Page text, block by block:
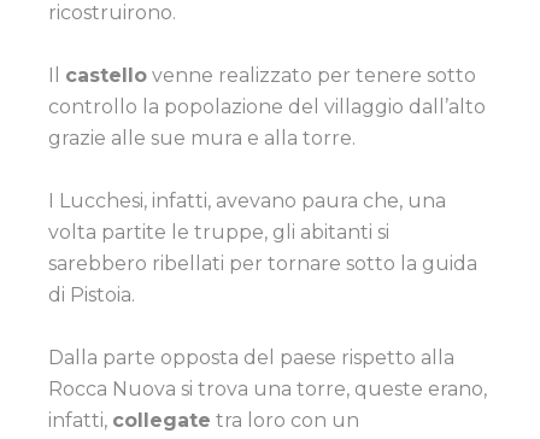
ricostruirono.
castello venne realizzato per tenere sotto
controllo la popolazione del villaggio dall’alto
grazie alle sue mura e alla torre.
I Lucchesi, infatti, avevano paura che, una
volta partite le truppe, gli abitanti si
sarebbero ribellati per tornare sotto la guida
di Pistoia.
Dalla parte opposta del paese rispetto alla
Rocca Nuova si trova una torre, queste erano,
infatti, collegate tra loro con un